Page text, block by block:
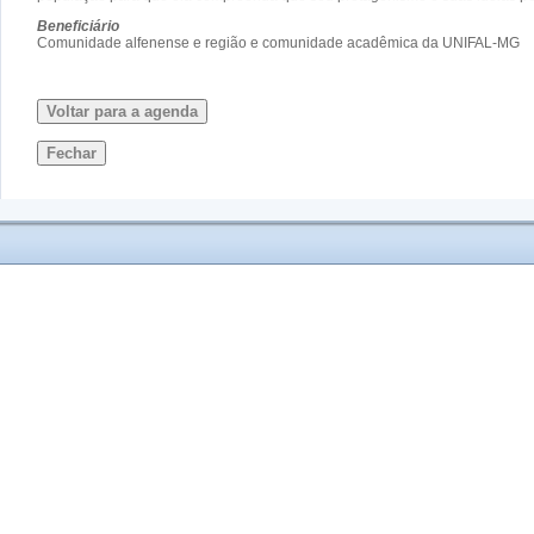
Beneficiário
Comunidade alfenense e região e comunidade acadêmica da UNIFAL-MG
Voltar para a agenda
Fechar